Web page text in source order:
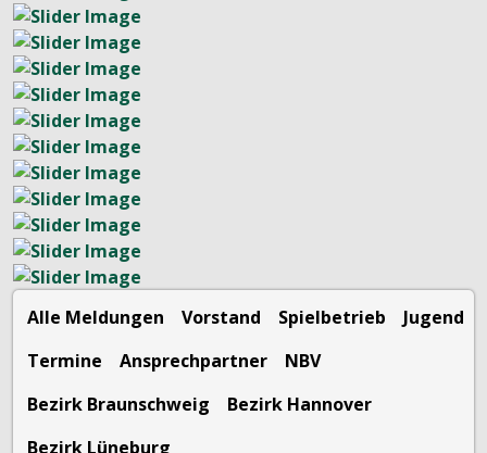
Alle Meldungen Vorstand Spielbetrieb
Jugend
Termine
Ansprechpartner
NBV
Bezirk Braunschweig
Bezirk Hannover
Bezirk Lüneburg